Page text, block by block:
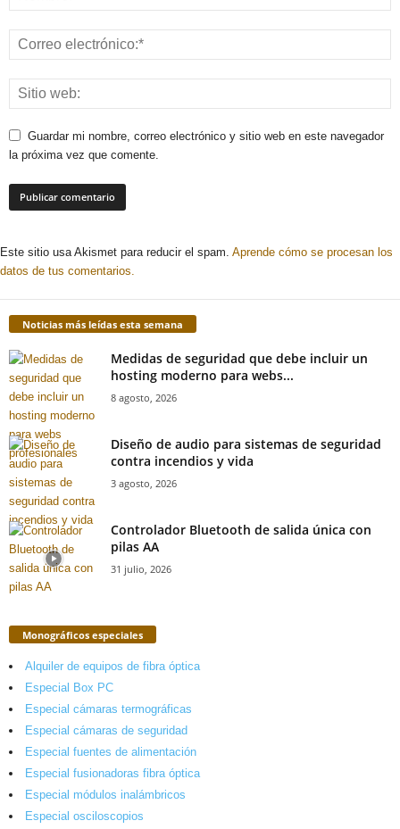
Guardar mi nombre, correo electrónico y sitio web en este navegador
la próxima vez que comente.
Este sitio usa Akismet para reducir el spam. Aprende cómo se procesan los
datos de tus comentarios.
Noticias más leídas esta semana
Medidas de seguridad que debe incluir un
hosting moderno para webs...
8 agosto, 2026
Diseño de audio para sistemas de seguridad
contra incendios y vida
3 agosto, 2026
Controlador Bluetooth de salida única con
pilas AA
31 julio, 2026
Monográficos especiales
Alquiler de equipos de fibra óptica
Especial Box PC
Especial cámaras termográficas
Especial cámaras de seguridad
Especial fuentes de alimentación
Especial fusionadoras fibra óptica
Especial módulos inalámbricos
Especial osciloscopios